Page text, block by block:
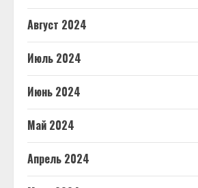
Август 2024
Июль 2024
Июнь 2024
Май 2024
Апрель 2024